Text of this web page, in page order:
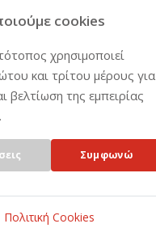
cookies
χρησιμοποιεί
και τρίτου μέρους για
βελτίωση της εμπειρίας
Συμφωνώ
Πολιτική Cookies